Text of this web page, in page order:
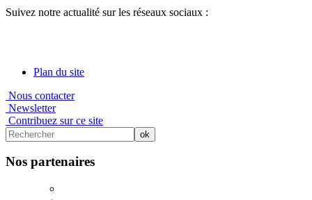
Suivez notre actualité sur les réseaux sociaux :
Plan du site
Nous contacter
Newsletter
Contribuez sur ce site
Nos partenaires